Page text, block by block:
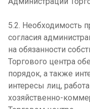
5.2. Необходимость
согласия
на обязанности
Торгового центра
порядок, а также
интересы лиц,
хозяйственно-